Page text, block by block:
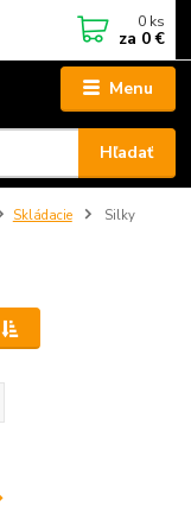
Menu
Hľadať
0 ks
za 0 €
Skládacie Silky